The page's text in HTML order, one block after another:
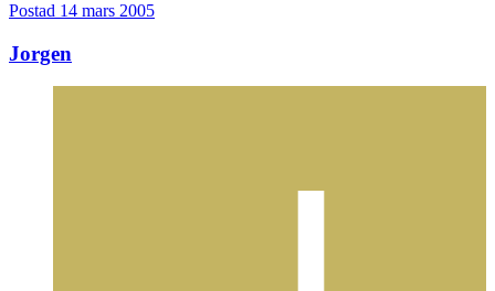
Postad 14 mars 2005
Jorgen